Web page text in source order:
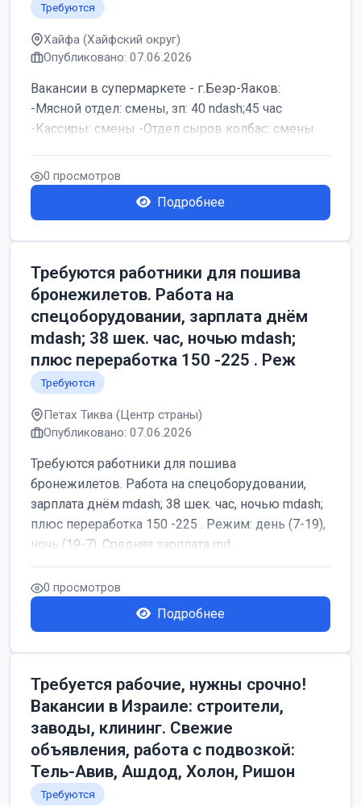
Требуются
Хайфа (Хайфский округ)
Опубликовано: 07.06.2026
Вакансии в супермаркете - г.Беэр-Яаков:
-Мясной отдел: смены, зп: 40 ndash;45 час
-Кассиры: смены -Отдел сыров колбас: смены
0 просмотров
Подробнее
Требуются работники для пошива
бронежилетов. Работа на
спецоборудовании, зарплата днём
mdash; 38 шек. час, ночью mdash;
плюс переработка 150 -225 . Реж
Требуются
Петах Тиква (Центр страны)
Опубликовано: 07.06.2026
Требуются работники для пошива
бронежилетов. Работа на спецоборудовании,
зарплата днём mdash; 38 шек. час, ночью mdash;
плюс переработка 150 -225 . Режим: день (7-19),
ночь (19-7). Средняя зарплата md...
0 просмотров
Подробнее
Требуется рабочие, нужны срочно!
Вакансии в Израиле: строители,
заводы, клининг. Свежие
объявления, работа с подвозкой:
Тель-Авив, Ашдод, Холон, Ришон
Требуются